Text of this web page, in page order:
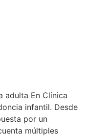
adulta En Clínica
infantil. Desde
por un
múltiples